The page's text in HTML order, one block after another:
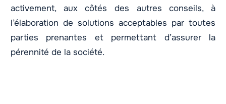
activement, aux côtés des autres conseils, à
l’élaboration de solutions acceptables par toutes
parties prenantes et permettant d’assurer la
pérennité de la société.